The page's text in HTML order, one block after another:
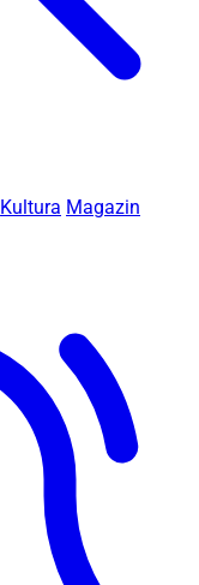
Kultura Magazin